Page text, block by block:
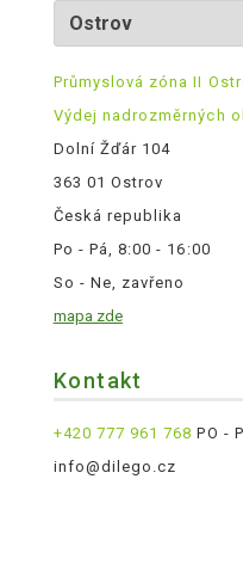
Průmyslová zóna II
Výdej nadrozměrných
Dolní Žďár 104
363 01 Ostrov
Česká republika
Po - Pá, 8:00 - 16:00
So - Ne, zavřeno
mapa zde
Kontakt
+420 777 961 768 PO -
info@dilego.cz